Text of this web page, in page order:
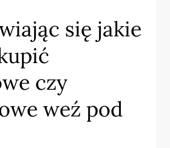
się jakie
czy
weź pod